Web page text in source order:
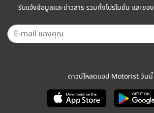
รับแจ้งข้อมูลและข่าวสาร รวมทั้งโปรโมชั่น และขอ
ดาวน์โหลดแอป Motorist วันนี้